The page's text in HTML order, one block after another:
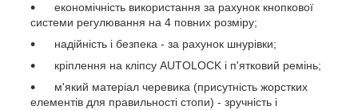
економічність використання за рахунок кнопкової
системи регулювання на 4 повних розміру;
надійність і безпека - за рахунок шнурівки;
кріплення на кліпсу AUTОLOCK і п'ятковий ремінь;
м'який матеріал черевика (присутність жорстких
елементів для правильності стопи) - зручність і